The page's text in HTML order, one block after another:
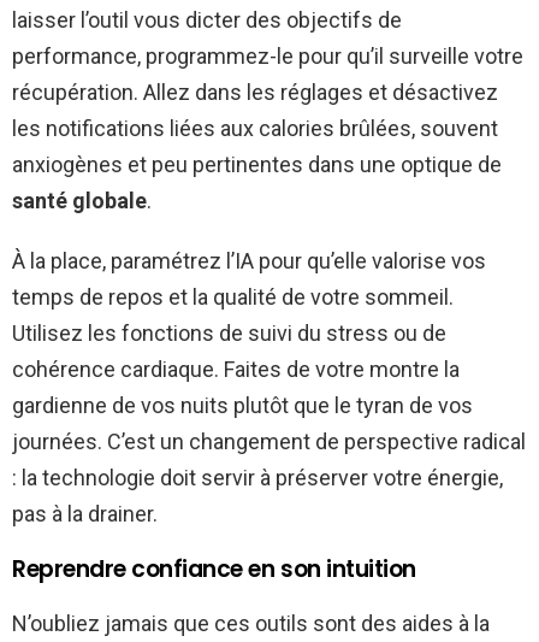
laisser l’outil vous dicter des objectifs de
performance, programmez-le pour qu’il surveille votre
récupération. Allez dans les réglages et désactivez
les notifications liées aux calories brûlées, souvent
anxiogènes et peu pertinentes dans une optique de
santé globale.
À la place, paramétrez l’IA pour qu’elle valorise vos
temps de repos et la qualité de votre sommeil.
Utilisez les fonctions de suivi du stress ou de
cohérence cardiaque. Faites de votre montre la
gardienne de vos nuits plutôt que le tyran de vos
journées. C’est un changement de perspective radical
: la technologie doit servir à préserver votre énergie,
pas à la drainer.
Reprendre confiance en son intuition
N’oubliez jamais que ces outils sont des aides à la